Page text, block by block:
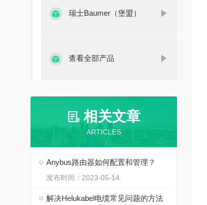
瑞士Baumer（堡盟）
查看全部产品
相关文章
ARTICLES
Anybus路由器如何配置和管理？
发布时间：2023-05-14
解决Helukabel电缆常见问题的方法